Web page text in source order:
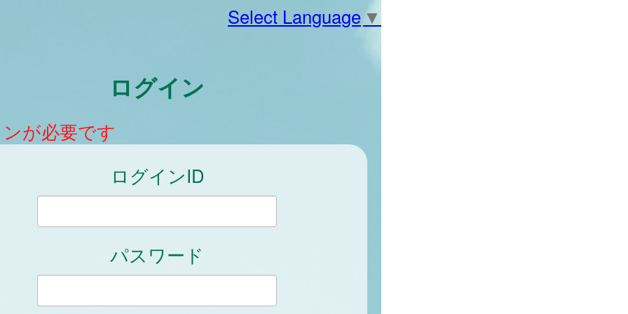
Select Language ▼
ログイン
が必要です
ログインID
パスワード